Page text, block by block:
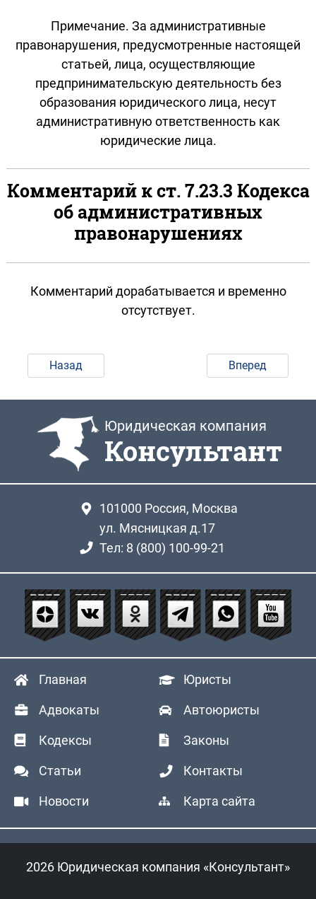
Примечание. За административные
правонарушения, предусмотренные настоящей
статьей, лица, осуществляющие
предпринимательскую деятельность без
образования юридического лица, несут
административную ответственность как
юридические лица.
Комментарий к ст. 7.23.3 Кодекса
об административных
правонарушениях
Комментарий дорабатывается и временно
отсутствует.
Назад Вперед
Юридическая компания
Консультант
101000 Россия, Москва
ул. Мясницкая д.17
Тел: 8 (800) 100-99-21
Главная Юристы
Адвокаты Автоюристы
Кодексы Законы
Статьи Контакты
Новости Карта сайта
2026 Юридическая компания «Консультант»